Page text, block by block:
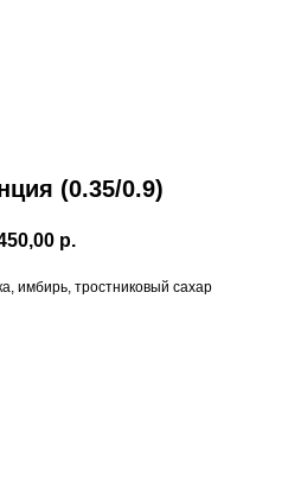
(0.35/0.9)
р.
имбирь, тростниковый сахар